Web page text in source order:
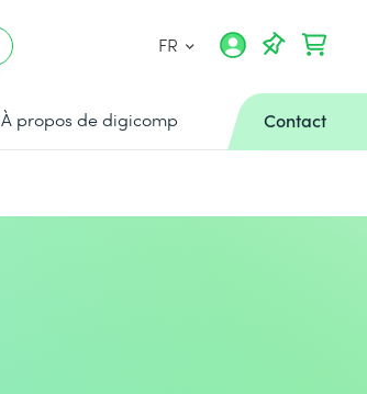
FR
À propos de digicomp Contact